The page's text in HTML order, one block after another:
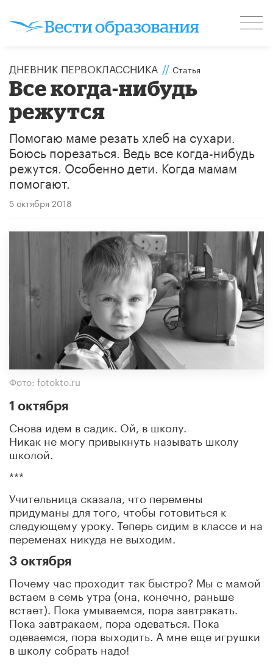
ДНЕВНИК ПЕРВОКЛАССНИКА // Статья
Все когда-нибудь
режутся
Помогаю маме резать хлеб на сухари.
Боюсь порезаться. Ведь все когда-нибудь
режутся. Особенно дети. Когда мамам
помогают.
5 октября 2018
Фото: fotokto.ru
1 октября
Снова идем в садик. Ой, в школу.
Никак не могу привыкнуть называть школу
школой.
***
Учительница сказала, что перемены
придуманы для того, чтобы готовиться к
следующему уроку. Теперь сидим в классе и на
переменах никуда не выходим.
3 октября
Почему час проходит так быстро? Мы с мамой
встаем в семь утра (она, конечно, раньше
встает). Пока умываемся, пора завтракать.
Пока завтракаем, пора одеваться. Пока
одеваемся, пора выходить. А мне еще игрушки
в школу собрать надо!